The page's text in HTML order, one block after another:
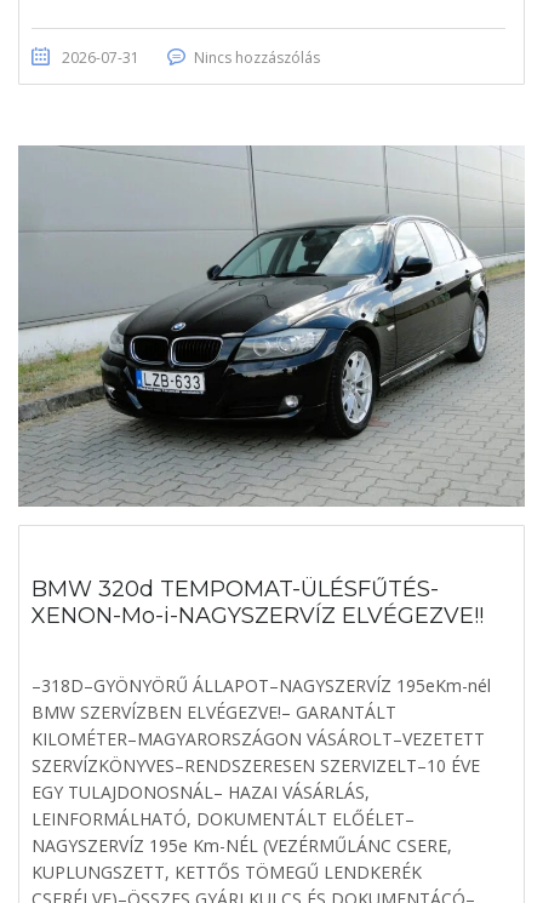
2026-07-31 Nincs hozzászólás
BMW 320d TEMPOMAT-ÜLÉSFŰTÉS-
XENON-Mo-i-NAGYSZERVÍZ ELVÉGEZVE!!
–318D–GYÖNYÖRŰ ÁLLAPOT–NAGYSZERVÍZ 195eKm-nél
BMW SZERVÍZBEN ELVÉGEZVE!– GARANTÁLT
KILOMÉTER–MAGYARORSZÁGON VÁSÁROLT–VEZETETT
SZERVÍZKÖNYVES–RENDSZERESEN SZERVIZELT–10 ÉVE
EGY TULAJDONOSNÁL– HAZAI VÁSÁRLÁS,
LEINFORMÁLHATÓ, DOKUMENTÁLT ELŐÉLET–
NAGYSZERVÍZ 195e Km-NÉL (VEZÉRMŰLÁNC CSERE,
KUPLUNGSZETT, KETTŐS TÖMEGŰ LENDKERÉK